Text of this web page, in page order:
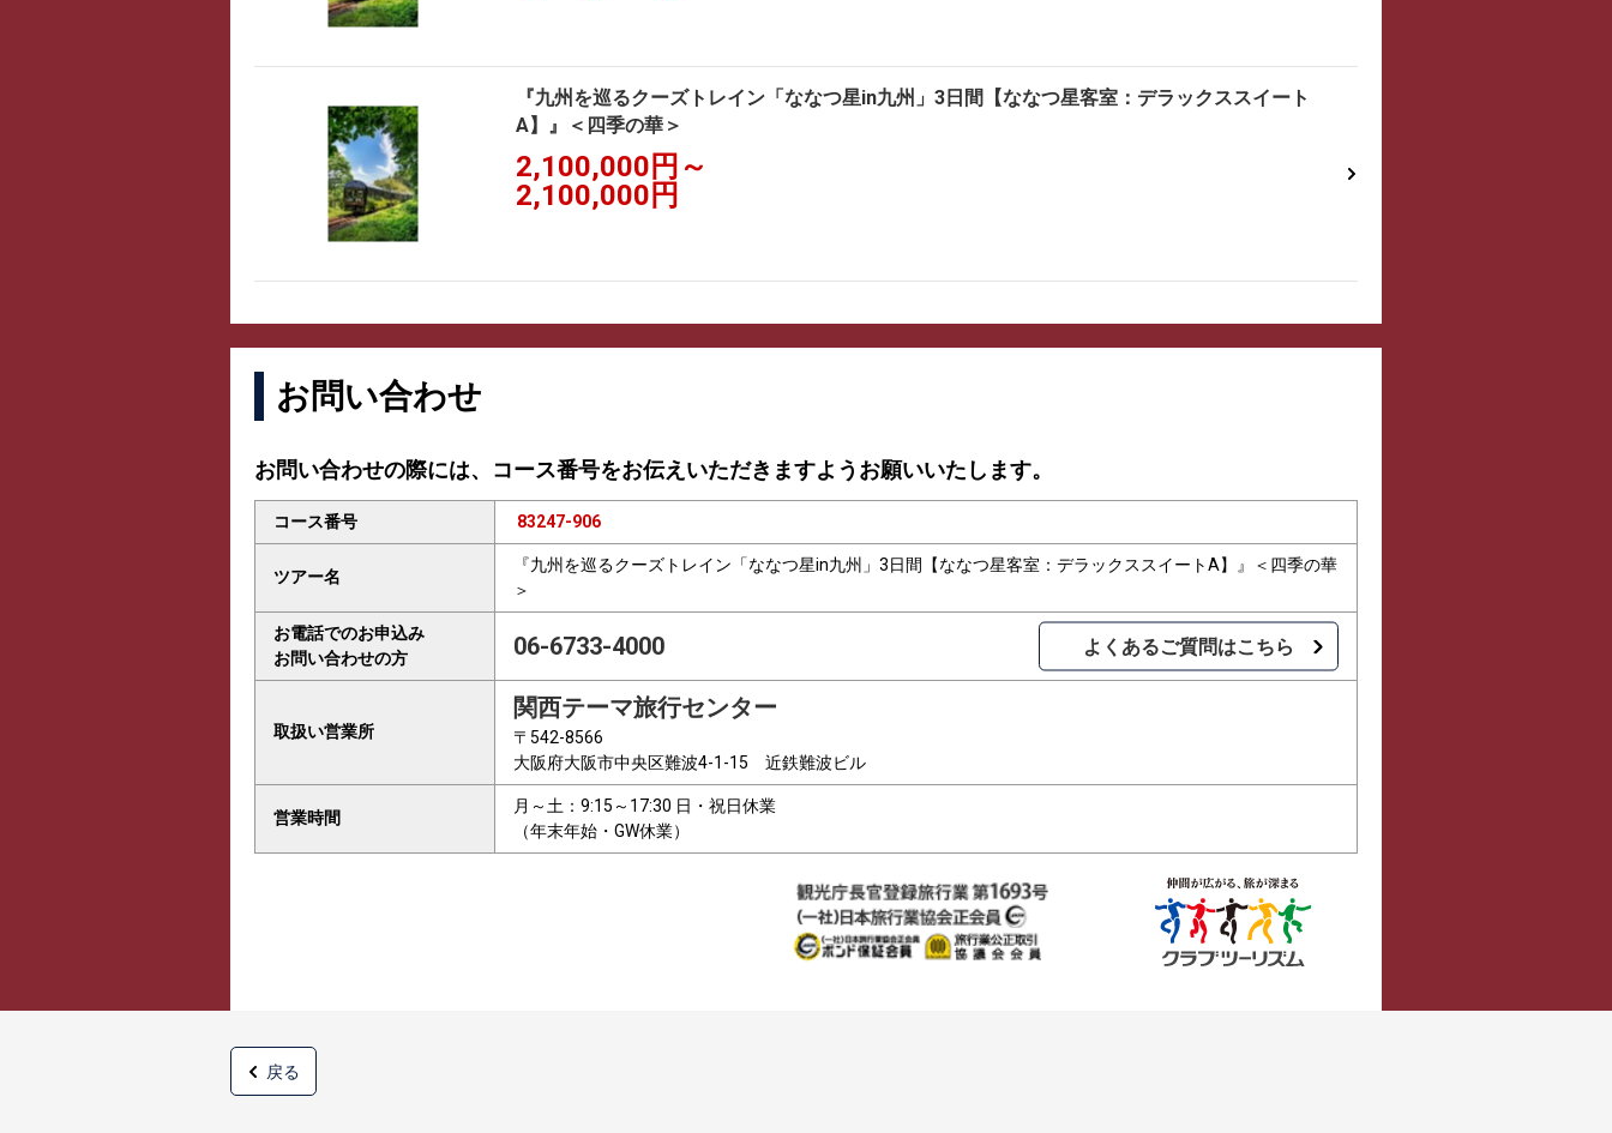
『九州を巡るクーズトレイン「ななつ星in九州」3日間【ななつ星客室：デラックススイート
A】』＜四季の華＞
2,100,000円～
2,100,000円
お問い合わせ
お問い合わせの際には、コース番号をお伝えいただきますようお願いいたします。
コース番号 83247-906
ツアー名
『九州を巡るクーズトレイン「ななつ星in九州」3日間【ななつ星客室：デラックススイートA】』＜四季の華
＞
お電話でのお申込み
お問い合わせの方
06-6733-4000 よくあるご質問はこちら
取扱い営業所
関西テーマ旅行センター
〒542-8566
大阪府大阪市中央区難波4-1-15 近鉄難波ビル
営業時間
月～土：9:15～17:30 日・祝日休業
（年末年始・GW休業）
戻る